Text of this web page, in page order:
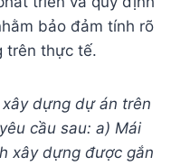
bảo đảm tính rõ
trên thực tế.
dựng dự án trên
cầu sau: a) Mái
xây dựng được gắn